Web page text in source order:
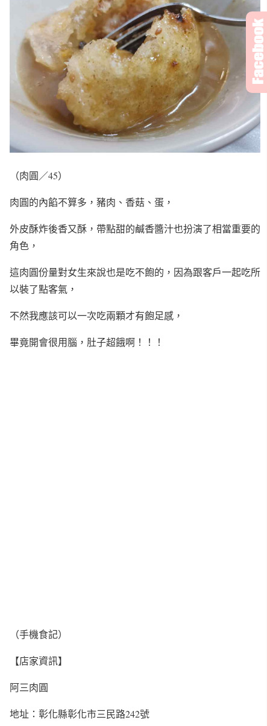
（肉圓／45）
肉圓的內餡不算多，豬肉、香菇、蛋，
外皮酥炸後香又酥，帶點甜的鹹香醬汁也扮演了相當重要的
角色，
這肉圓份量對女生來說也是吃不飽的，因為跟客戶一起吃所
以裝了點客氣，
不然我應該可以一次吃兩顆才有飽足感，
畢竟開會很用腦，肚子超餓啊！！！
（手機食記）
【店家資訊】
阿三肉圓
地址：彰化縣彰化市三民路242號